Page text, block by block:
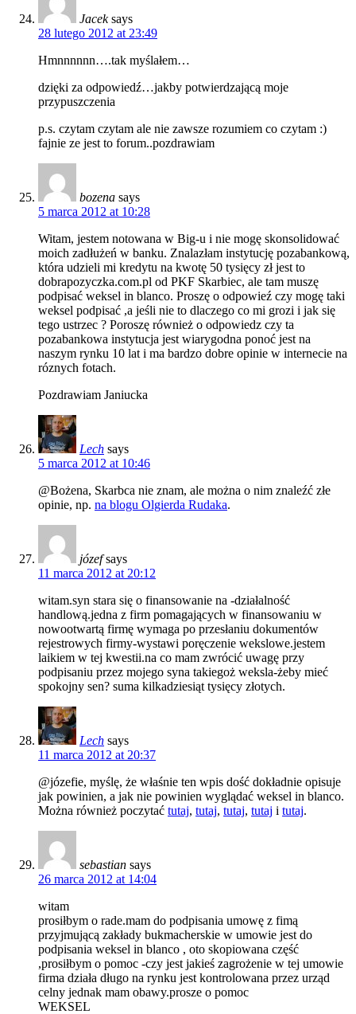
Jacek says
28 lutego 2012 at 23:49
Hmnnnnnn….tak myślałem…
dzięki za odpowiedź…jakby potwierdzającą moje
przypuszczenia
p.s. czytam czytam ale nie zawsze rozumiem co czytam :)
fajnie ze jest to forum..pozdrawiam
bozena says
5 marca 2012 at 10:28
Witam, jestem notowana w Big-u i nie mogę skonsolidować
moich zadłużeń w banku. Znalazłam instytucję pozabankową,
która udzieli mi kredytu na kwotę 50 tysięcy zł jest to
dobrapozyczka.com.pl od PKF Skarbiec, ale tam muszę
podpisać weksel in blanco. Proszę o odpowieź czy mogę taki
weksel podpisać ,a jeśli nie to dlaczego co mi grozi i jak się
tego ustrzec ? Poroszę również o odpowiedz czy ta
pozabankowa instytucja jest wiarygodna ponoć jest na
naszym rynku 10 lat i ma bardzo dobre opinie w internecie na
róznych fotach.
Pozdrawiam Janiucka
Lech says
5 marca 2012 at 10:46
@Bożena, Skarbca nie znam, ale można o nim znaleźć złe
opinie, np. na blogu Olgierda Rudaka.
józef says
11 marca 2012 at 20:12
witam.syn stara się o finansowanie na -działalność
handlową.jedna z firm pomagających w finansowaniu w
nowootwartą firmę wymaga po przesłaniu dokumentów
rejestrowych firmy-wystawi poręczenie wekslowe.jestem
laikiem w tej kwestii.na co mam zwrócić uwagę przy
podpisaniu przez mojego syna takiegoż weksla-żeby mieć
spokojny sen? suma kilkadziesiąt tysięcy złotych.
Lech says
11 marca 2012 at 20:37
@józefie, myślę, że właśnie ten wpis dość dokładnie opisuje
jak powinien, a jak nie powinien wyglądać weksel in blanco.
Można również poczytać tutaj, tutaj, tutaj, tutaj i tutaj.
sebastian says
26 marca 2012 at 14:04
witam
prosiłbym o rade.mam do podpisania umowę z fimą
przyjmującą zakłady bukmacherskie w umowie jest do
podpisania weksel in blanco , oto skopiowana część
,prosiłbym o pomoc -czy jest jakieś zagrożenie w tej umowie
firma działa długo na rynku jest kontrolowana przez urząd
celny jednak mam obawy.prosze o pomoc
WEKSEL